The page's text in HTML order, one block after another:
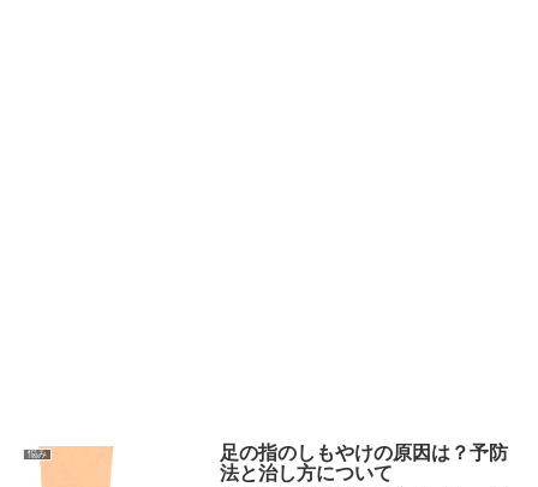
悩み
足の指のしもやけの原因は？予防
法と治し方について